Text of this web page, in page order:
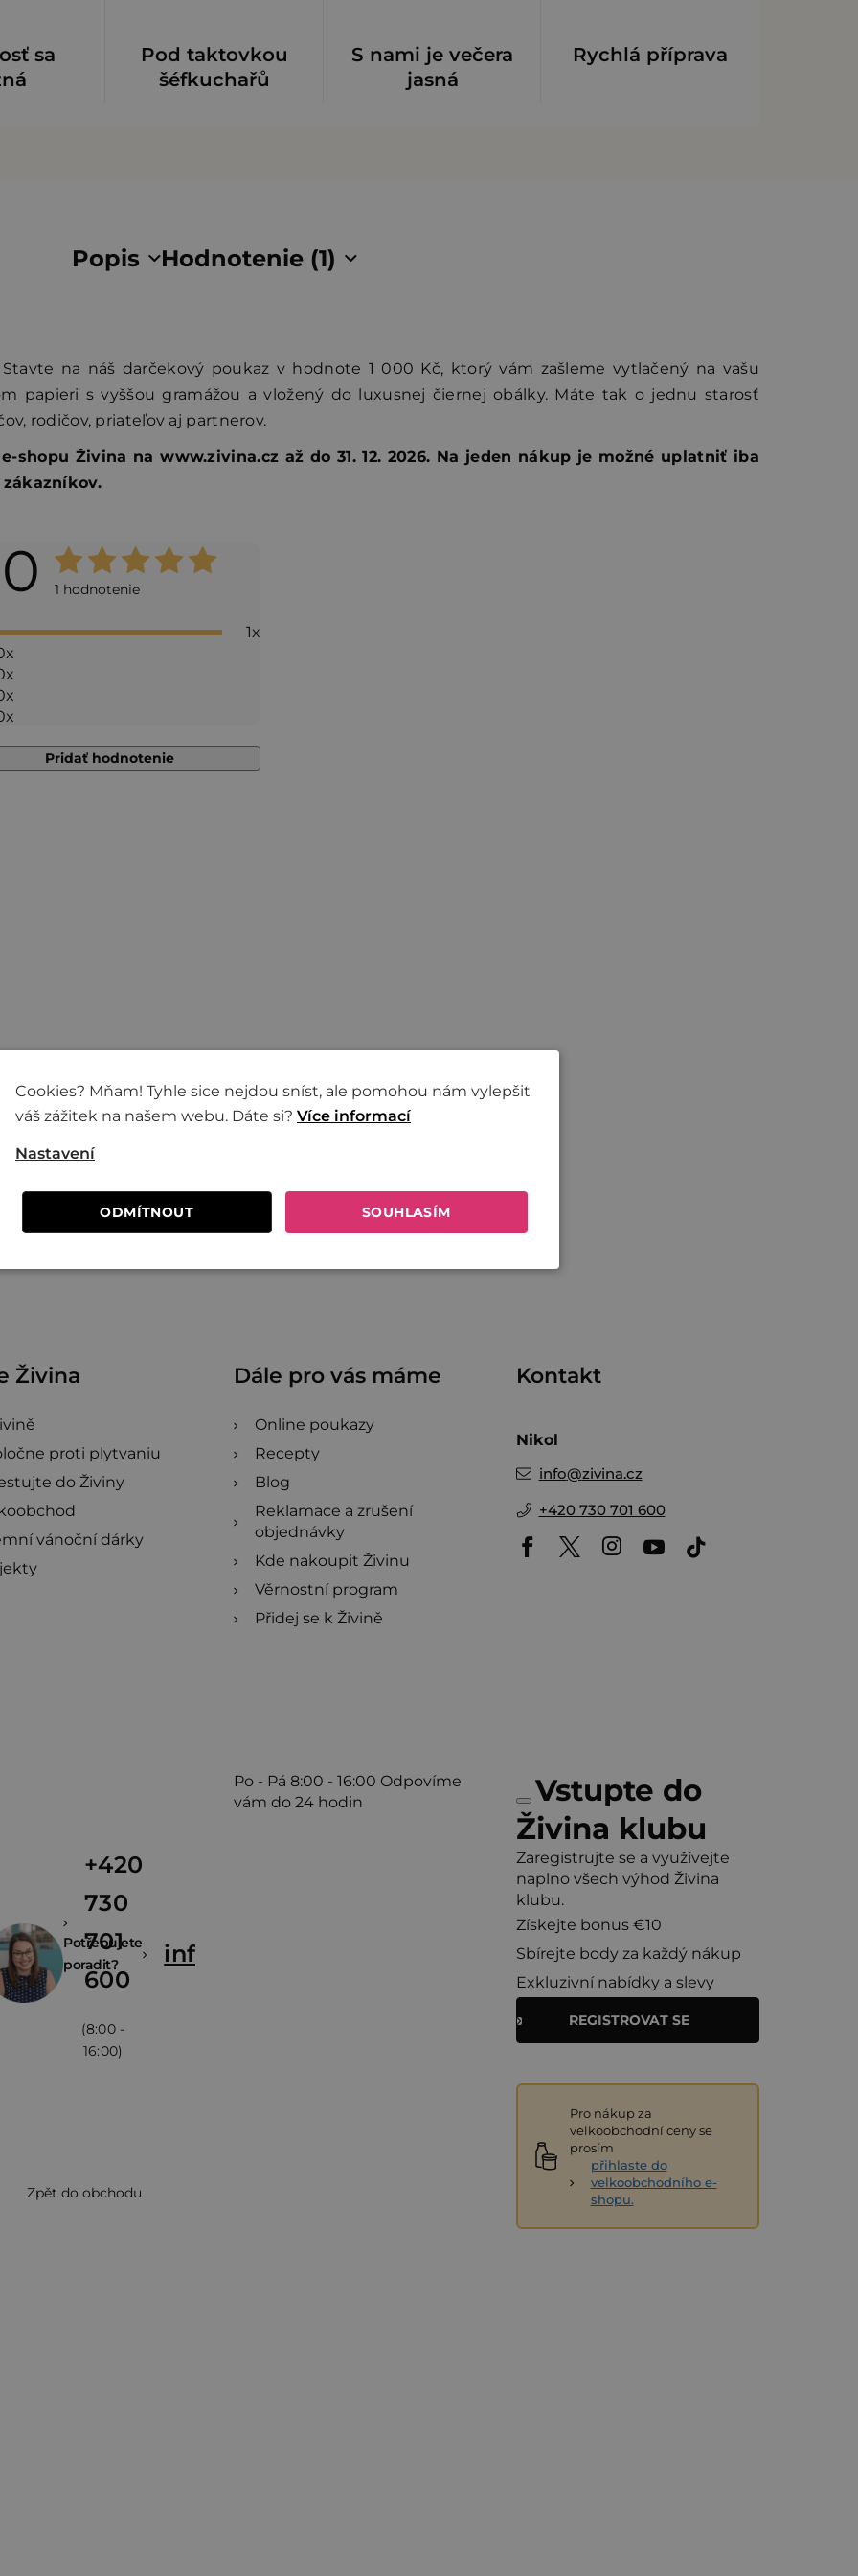
sa
Pod taktovkou
šéfkuchařů
S nami je večera
jasná
Rychlá příprava
Popis Hodnotenie (1)
na náš darčekový poukaz v hodnote 1 000 Kč, ktorý vám zašleme vytlačený na vašu
papieri s vyššou gramážou a vložený do luxusnej čiernej obálky. Máte tak o jednu starosť
rodičov, priateľov aj partnerov.
shopu Živina na www.zivina.cz až do 31. 12. 2026. Na jeden nákup je možné uplatniť iba
Priemerné
hodnotenie
1 hodnotenie
1x
Pridať hodnotenie
Živina
proti plytvaniu
do Živiny
vánoční dárky
Dále pro vás máme
Online poukazy
Recepty
Blog
Reklamace a zrušení
objednávky
Kde nakoupit Živinu
Věrnostní program
Přidej se k Živině
Kontakt
Nikol
info@zivina.cz
+420 730 701 600
Potřebujete
poradit?
+420
730
701
600
(8:00 -
16:00)
info@zivina.cz
Zpět do obchodu
Po - Pá 8:00 - 16:00 Odpovíme
vám do 24 hodin
Vstupte do
Živina klubu
Zaregistrujte se a využívejte
naplno všech výhod Živina
klubu.
Získejte bonus €10
Sbírejte body za každý nákup
Exkluzivní nabídky a slevy
REGISTROVAT SE
Pro nákup za
velkoobchodní ceny se
prosím
přihlaste do
velkoobchodního e-
shopu.
Cookies? Mňam! Tyhle sice nejdou sníst, ale pomohou nám vylepšit
váš zážitek na našem webu. Dáte si? Více informací
SOUHLASÍM
ODMÍTNOUT
Nastavení